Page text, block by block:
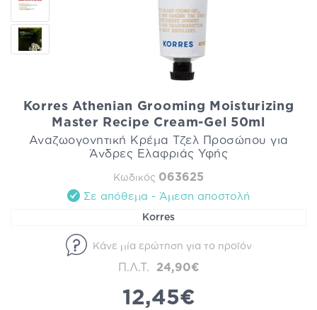
Korres Athenian Grooming Moisturizing
Master Recipe Cream-Gel 50ml
Αναζωογονητική Κρέμα Τζελ Προσώπου για
Άνδρες Ελαφριάς Υφής
Κωδικός 063625
Σε απόθεμα - Άμεση αποστολή
Korres
Κάνε μία ερώτηση για το προϊόν
Π.Λ.Τ. 24,90€
12,45€